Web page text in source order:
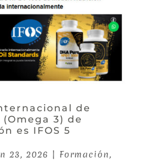
de
3) de
es IFOS 5
23, 2026 | Formación,